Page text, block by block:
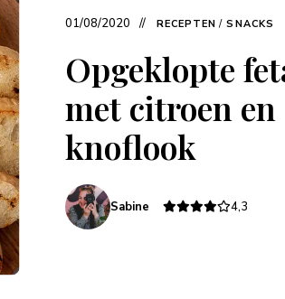
01/08/2020 RECEPTEN / SNACKS
Opgeklopte
met citroen en
knoflook
Sabine 4,3